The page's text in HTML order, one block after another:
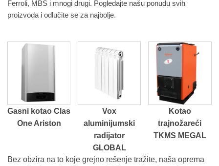
Ferroli, MBS i mnogi drugi. Pogledajte našu ponudu svih
proizvoda i odlučite se za najbolje.
Gasni kotao Clas
One Ariston
Vox
aluminijumski
radijator
GLOBAL
Kotao
trajnožareći
TKMS MEGAL
Bez obzira na to koje grejno rešenje tražite, naša oprema